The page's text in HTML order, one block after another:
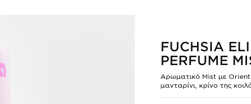
FUCHSIA
PERFUME
Αρωματικό Mist με
μανταρίνι, κρίνο της